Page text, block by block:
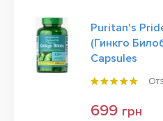
Puritan's
(Гинкго
Capsules
699 грн